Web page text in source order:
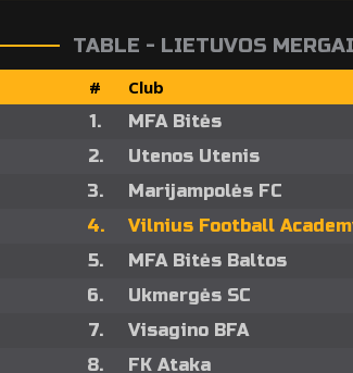
TABLE - LIETUVOS
# Club
1. MFA Bitės
2. Utenos Utenis
3. Marijampolės FC
4. Vilnius Football
5. MFA Bitės Baltos
6. Ukmergės SC
7. Visagino BFA
8. FK Ataka